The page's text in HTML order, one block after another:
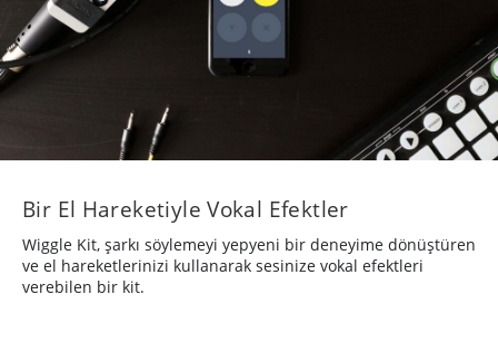
Bir El Hareketiyle Vokal Efektler
Wiggle Kit, şarkı söylemeyi yepyeni bir deneyime dönüştüren
ve el hareketlerinizi kullanarak sesinize vokal efektleri
verebilen bir kit.